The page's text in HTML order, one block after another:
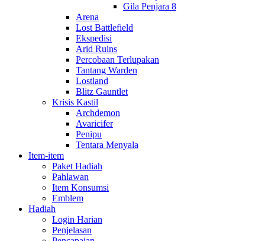
Gila Penjara 8
Arena
Lost Battlefield
Ekspedisi
Arid Ruins
Percobaan Terlupakan
Tantang Warden
Lostland
Blitz Gauntlet
Krisis Kastil
Archdemon
Avaricifer
Penipu
Tentara Menyala
Item-item
Paket Hadiah
Pahlawan
Item Konsumsi
Emblem
Hadiah
Login Harian
Penjelasan